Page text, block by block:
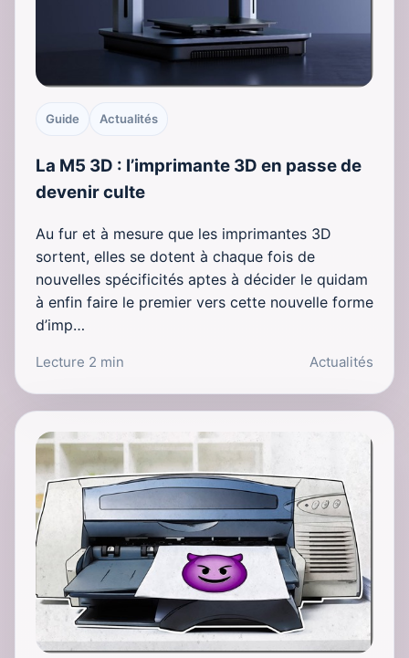
Guide Actualités
La M5 3D : l’imprimante 3D en passe de
devenir culte
Au fur et à mesure que les imprimantes 3D
sortent, elles se dotent à chaque fois de
nouvelles spécificités aptes à décider le quidam
à enfin faire le premier vers cette nouvelle forme
d’imp…
Lecture 2 min Actualités